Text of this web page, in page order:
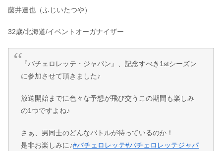
藤井達也（ふじいたつや）
32歳/北海道/イベントオーガナイザー
『バチェロレッテ・ジャパン』、記念すべき1stシーズン
に参加させて頂きました♪
放送開始までに色々な予想が飛び交うこの期間も楽しみ
の1つですよね♪
さぁ、男同士のどんなバトルが待っているのか！
是非お楽しみに♪#バチェロレッテ#バチェロレッテジャパ